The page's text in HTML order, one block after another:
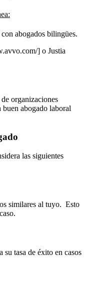
abogados bilingües.
] o Justia
organizaciones
abogado laboral
las siguientes
similares al tuyo. Esto
tasa de éxito en casos